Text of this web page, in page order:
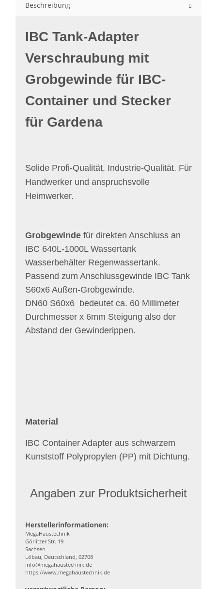
Beschreibung
IBC Tank-Adapter
Verschraubung mit
Grobgewinde für IBC-
Container und Stecker
für Gardena
Solide Profi-Qualität, Industrie-Qualität. Für
Handwerker und anspruchsvolle
Heimwerker.
Grobgewinde für direkten Anschluss an
IBC 640L-1000L Wassertank
Wasserbehälter Regenwassertank.
Passend zum Anschlussgewinde IBC Tank
S60x6 Außen-Grobgewinde.
DN60 S60x6 bedeutet ca. 60 Millimeter
Durchmesser x 6mm Steigung also der
Abstand der Gewinderippen.
Material
IBC Container Adapter aus schwarzem
Kunststoff Polypropylen (PP) mit Dichtung.
Angaben zur Produktsicherheit
Herstellerinformationen:
MegaHaustechnik
Görlitzer Str. 19
Sachsen
Löbau, Deutschland, 02708
info@megahaustechnik.de
https://www.megahaustechnik.de